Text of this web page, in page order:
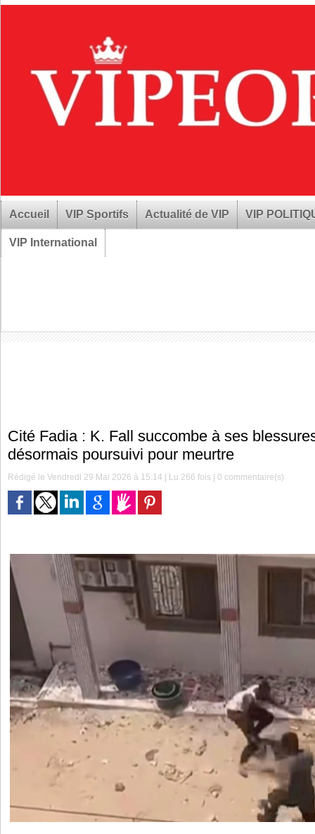
Accueil VIP Sportifs Actualité de VIP VIP
VIP International
Cité Fadia : K. Fall succombe à ses
désormais poursuivi pour meurtre
Rédigé le Vendredi 29 Mai 2026 à 15:14 | Lu 266 fois |0 commentaire(s)